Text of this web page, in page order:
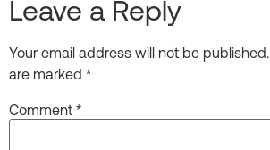
Leave a Reply
Your email address will not be published.
are marked *
Comment *